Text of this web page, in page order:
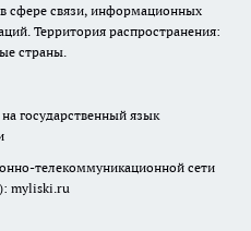
сфере связи, информационных
Территория распространения:
страны.
государственный язык
телекоммуникационной сети
myliski.ru